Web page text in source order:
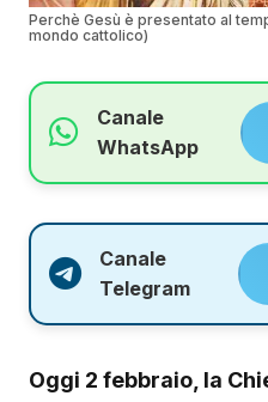
Perchè Gesù è presentato al
mondo cattolico)
Canale
WhatsApp
Canale
Telegram
Oggi 2 febbraio, la